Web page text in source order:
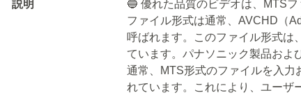
説明
🔵 優れた品質のビデオは、MTS
ファイル形式は通常、AVCHD（
呼ばれます。このファイル形式は
ています。パナソニック製品およ
通常、MTS形式のファイルを入力
れています。これにより、ユーザ